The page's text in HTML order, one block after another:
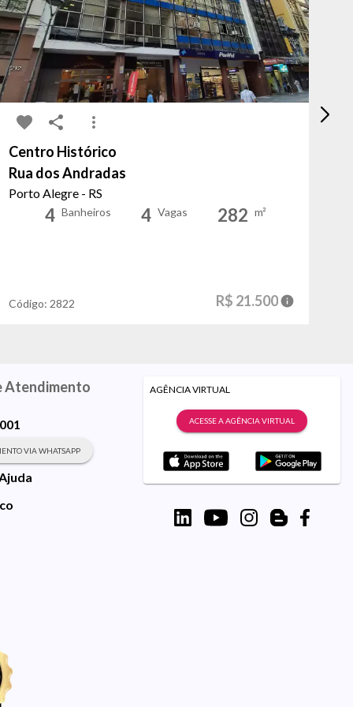
Centro Histórico
Rua dos Andradas
Porto Alegre - RS
4 Banheiros 4 Vagas 282 m²
Código: 2822 R$ 21.500
Atendimento
VIA WHATSAPP
AGÊNCIA VIRTUAL
ACESSE A AGÊNCIA VIRTUAL